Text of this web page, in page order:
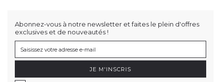
Abonnez-vous à notre newsletter et faites le plein d'offres
exclusives et de nouveautés !
JE M'INSCRIS